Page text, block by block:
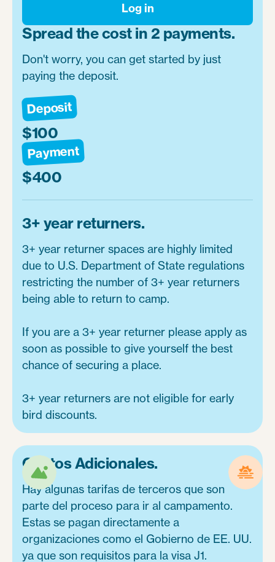
Log in
Spread the cost in 2 payments.
Don't worry, you can get started by just
paying the deposit.
Deposit
$100
Payment
$400
3+ year returners.
3+ year returner spaces are highly limited
due to U.S. Department of State regulations
restricting the number of 3+ year returners
being able to return to camp.
If you are a 3+ year returner please apply as
soon as possible to give yourself the best
chance of securing a place.
3+ year returners are not eligible for early
bird discounts.
Costos Adicionales.
Hay algunas tarifas de terceros que son
parte del proceso para ir al campamento.
Estas se pagan directamente a
organizaciones como el Gobierno de EE. UU.
ya que son requisitos para la visa J1.